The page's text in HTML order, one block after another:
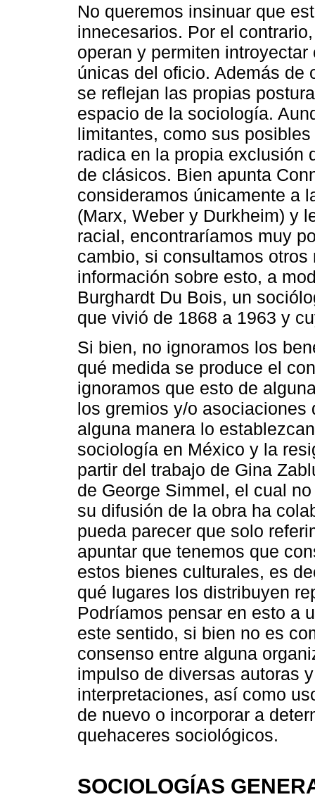
No queremos insinuar que
innecesarios. Por el
operan y permiten
únicas del oficio. Además de
se reflejan las propias
espacio de la sociología.
limitantes, como sus
radica en la propia exclusión
de clásicos. Bien apunta
consideramos únicamente a
(Marx, Weber y Durkheim) y
racial, encontraríamos muy
cambio, si consultamos
información sobre esto, a
Burghardt Du Bois, un
que vivió de 1868 a 1963 y
Si bien, no ignoramos los
qué medida se produce el
ignoramos que esto de
los gremios y/o
alguna manera lo
sociología en México y la
partir del trabajo de Gina
de George Simmel, el cual
su difusión de la obra ha
pueda parecer que solo
apuntar que tenemos que
estos bienes culturales, es
qué lugares los distribuyen
Podríamos pensar en esto a
este sentido, si bien no es
consenso entre alguna
impulso de diversas autoras
interpretaciones, así como
de nuevo o incorporar a
quehaceres sociológicos.
SOCIOLOGÍAS